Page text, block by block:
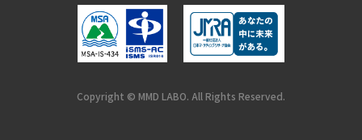
Copyright © MMD LABO. All Rights Reserved.